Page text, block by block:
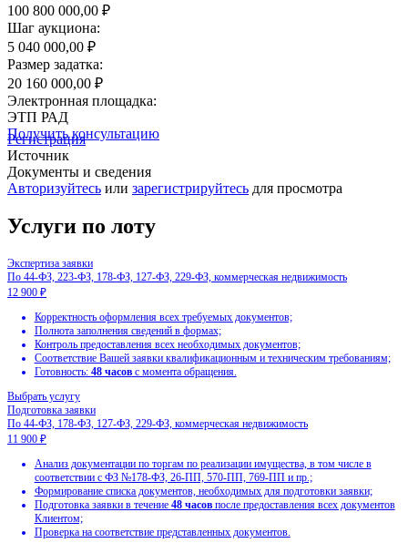
100 800 000,00 ₽
Шаг аукциона:
5 040 000,00 ₽
Размер задатка:
20 160 000,00 ₽
Электронная площадка:
ЭТП РАД
Получить консультацию
Регистрация
Источник
Документы и сведения
Авторизуйтесь или зарегистрируйтесь для просмотра
Услуги по лоту